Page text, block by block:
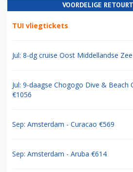
VOORDELIGE
TUI vliegtickets
Jul: 8-dg cruise Oost Middellandse
Jul: 9-daagse Chogogo Dive & Beach
€1056
Sep: Amsterdam - Curacao €569
Sep: Amsterdam - Aruba €614